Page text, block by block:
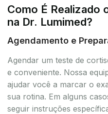
Como É Realizado
na Dr. Lumimed?
Agendamento e
Agendar um teste de
e conveniente. Nossa
ajudar você a marcar o
sua rotina. Em alguns
seguir instruções